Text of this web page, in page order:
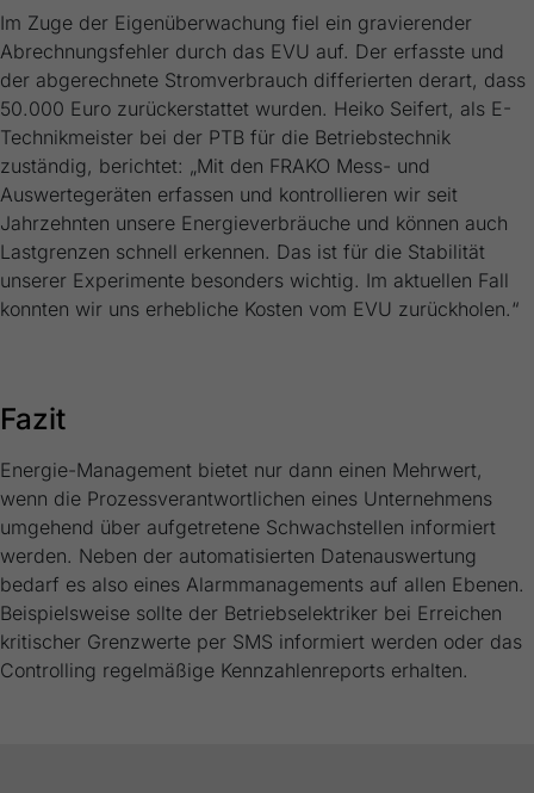
Im Zuge der Eigenüberwachung fiel ein gravierender
Abrechnungsfehler durch das EVU auf. Der erfasste und
der abgerechnete Stromverbrauch differierten derart, dass
50.000 Euro zurückerstattet wurden. Heiko Seifert, als E-
Technikmeister bei der PTB für die Betriebstechnik
zuständig, berichtet: „Mit den FRAKO Mess- und
Auswertegeräten erfassen und kontrollieren wir seit
Jahrzehnten unsere Energieverbräuche und können auch
Lastgrenzen schnell erkennen. Das ist für die Stabilität
unserer Experimente besonders wichtig. Im aktuellen Fall
konnten wir uns erhebliche Kosten vom EVU zurückholen.“
Fazit
Energie-Management bietet nur dann einen Mehrwert,
wenn die Prozessverantwortlichen eines Unternehmens
umgehend über aufgetretene Schwachstellen informiert
werden. Neben der automatisierten Datenauswertung
bedarf es also eines Alarmmanagements auf allen Ebenen.
Beispielsweise sollte der Betriebselektriker bei Erreichen
kritischer Grenzwerte per SMS informiert werden oder das
Controlling regelmäßige Kennzahlenreports erhalten.